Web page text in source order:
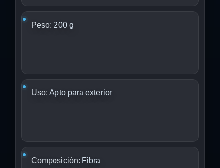
Peso: 200 g
Uso: Apto para exterior
Composición: Fibra